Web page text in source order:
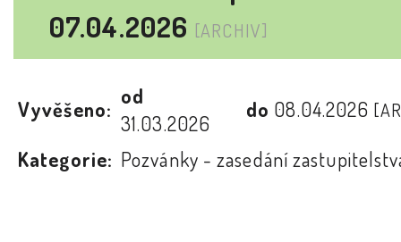
07.04.2026 [ARCHIV]
Vyvěšeno:
od
31.03.2026
do 08.04.2026
Kategorie: Pozvánky - zasedání